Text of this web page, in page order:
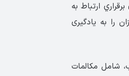
ارتباط به
را به یادگیری
شامل مکالمات